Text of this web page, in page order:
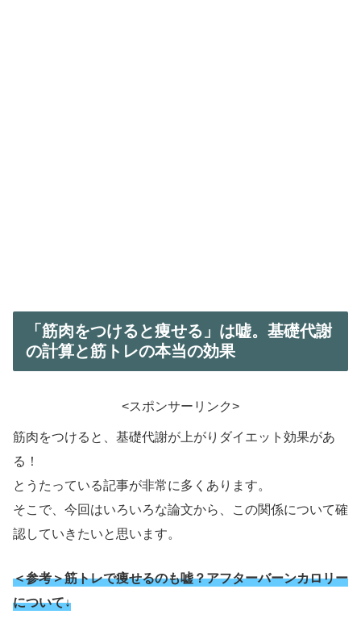
「筋肉をつけると痩せる」は嘘。基礎代謝
の計算と筋トレの本当の効果
<スポンサーリンク>
筋肉をつけると、基礎代謝が上がりダイエット効果があ
る！
とうたっている記事が非常に多くあります。
そこで、今回はいろいろな論文から、この関係について確
認していきたいと思います。
＜参考＞筋トレで痩せるのも嘘？アフターバーンカロリー
について↓